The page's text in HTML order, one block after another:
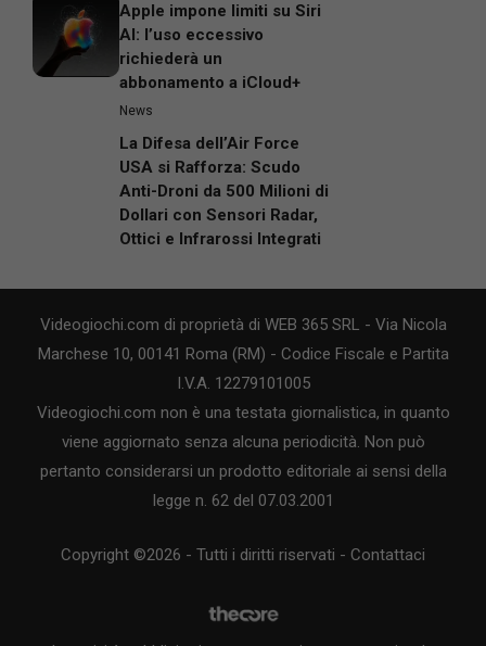
Apple impone limiti su Siri
AI: l’uso eccessivo
richiederà un
abbonamento a iCloud+
News
La Difesa dell’Air Force
USA si Rafforza: Scudo
Anti-Droni da 500 Milioni di
Dollari con Sensori Radar,
Ottici e Infrarossi Integrati
Videogiochi.com di proprietà di WEB 365 SRL - Via Nicola
Marchese 10, 00141 Roma (RM) - Codice Fiscale e Partita
I.V.A. 12279101005
Videogiochi.com non è una testata giornalistica, in quanto
viene aggiornato senza alcuna periodicità. Non può
pertanto considerarsi un prodotto editoriale ai sensi della
legge n. 62 del 07.03.2001
Copyright ©2026 - Tutti i diritti riservati - Contattaci